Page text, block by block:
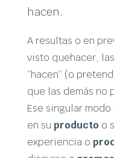
hacen.
A resultas o en
visto quehacer,
“hacen” (o
que las demás no
Ese singular modo
en su producto o
experiencia o